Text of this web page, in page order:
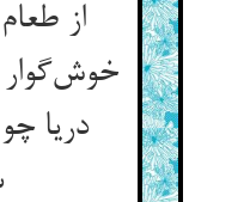
از
دریا
سوار